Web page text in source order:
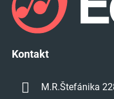
Kontakt
M.R.Štefánika